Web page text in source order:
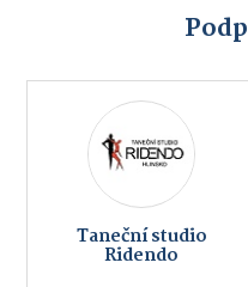
Taneční studio
Ridendo